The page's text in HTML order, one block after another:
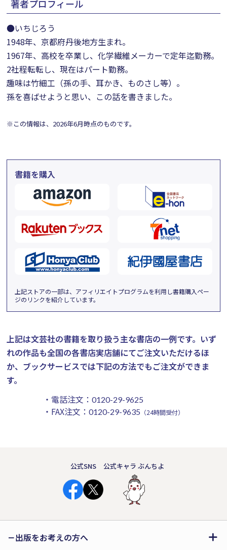
著者プロフィール
●いちじろう
1948年、京都府丹後地方生まれ。
1967年、高校を卒業し、化学繊維メーカーで定年迄勤務。
2社程転転し、現在はパート勤務。
趣味は竹細工（孫の手、耳かき、ものさし等）。
孫を喜ばせようと思い、この話を書きました。
※この情報は、2026年6月時点のものです。
書籍を購入
上記ストアの一部は、アフィリエイトプログラムを利用し書籍購入ペー
ジのリンクを紹介しています。
上記は文芸社の書籍を取り扱う主な書店の一例です。 いず
れの作品も全国の各書店実店舗にてご注文いただけるほ
か、ブックサービスでは下記の方法でもご注文ができま
す。
・電話注文： 0120-29-9625
・FAX注文： 0120-29-9635 （24時間受付）
公式SNS 公式キャラ ぶんちよ
出版をお考えの方へ